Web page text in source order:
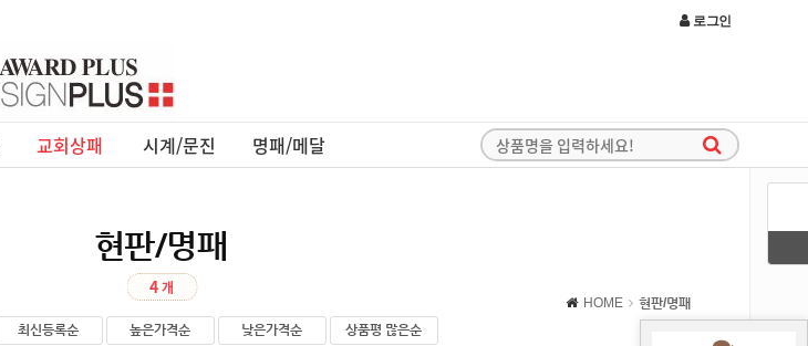
로그인
교회상패 시계/문진 명패/메달
현판/명패
HOME 현판/명패
4
최신등록순 높은가격순 낮은가격순 상품평 많은순